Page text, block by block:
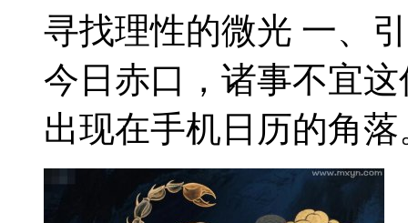
寻找理性的微光 一、
今日赤口，诸事不宜
出现在手机日历的角